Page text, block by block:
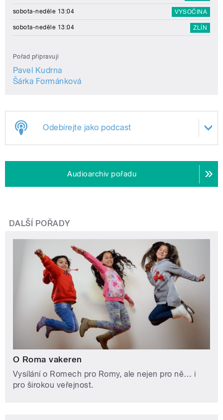
sobota-neděle 13:04 VYSOČINA
sobota-neděle 13:04 ZLÍN
Pořad připravují
Pavel Kudrna
Šárka Formánková
Odebírejte jako podcast
Audioarchiv pořadu
DALŠÍ POŘADY
O Roma vakeren
Vysílání o Romech pro Romy, ale nejen pro ně… i
pro širokou veřejnost.